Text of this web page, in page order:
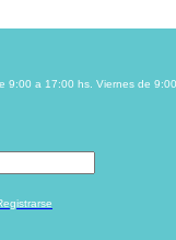
9:00 a 17:00 hs. Viernes de